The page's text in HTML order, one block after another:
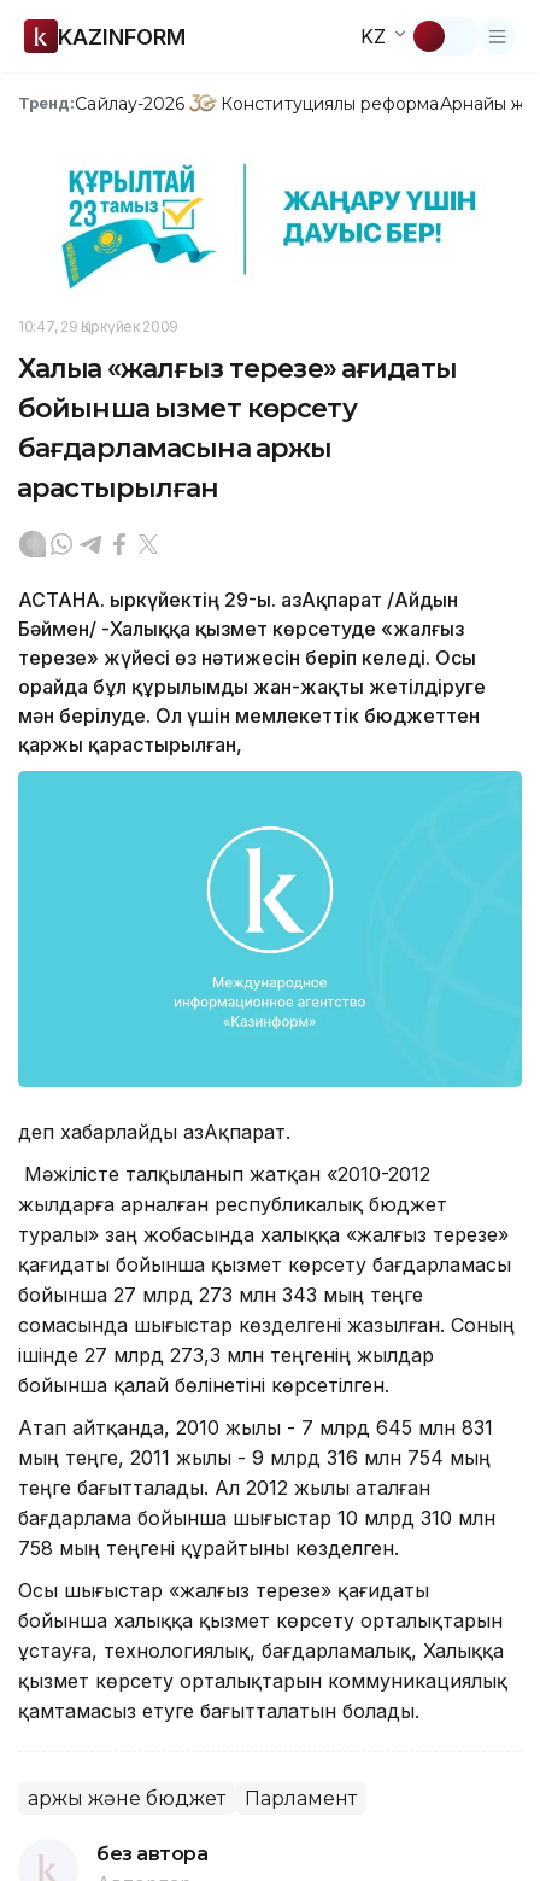
KAZINFORM KZ
Тренд:Сайлау-2026 Конституциялық реформаАрнайы
10:47, 29 Қыркүйек 2009
Халыққа «жалғыз терезе» қағидаты
бойынша қызмет көрсету
бағдарламасына қаржы
қарастырылған
АСТАНА. Қыркүйектің 29-ы. ҚазАқпарат /Айдын
Бәймен/ -Халыққа қызмет көрсетуде «жалғыз
терезе» жүйесі өз нәтижесін беріп келеді. Осы
орайда бұл құрылымды жан-жақты жетілдіруге
мән берілуде. Ол үшін мемлекеттік бюджеттен
қаржы қарастырылған,
деп хабарлайды ҚазАқпарат.
Мәжілісте талқыланып жатқан «2010-2012
жылдарға арналған республикалық бюджет
туралы» заң жобасында халыққа «жалғыз терезе»
қағидаты бойынша қызмет көрсету бағдарламасы
бойынша 27 млрд 273 млн 343 мың теңге
сомасында шығыстар көзделгені жазылған. Соның
ішінде 27 млрд 273,3 млн теңгенің жылдар
бойынша қалай бөлінетіні көрсетілген.
Атап айтқанда, 2010 жылы - 7 млрд 645 млн 831
мың теңге, 2011 жылы - 9 млрд 316 млн 754 мың
теңге бағытталады. Ал 2012 жылы аталған
бағдарлама бойынша шығыстар 10 млрд 310 млн
758 мың теңгені құрайтыны көзделген.
Осы шығыстар «жалғыз терезе» қағидаты
бойынша халыққа қызмет көрсету орталықтарын
ұстауға, технологиялық, бағдарламалық, Халыққа
қызмет көрсету орталықтарын коммуникациялық
қамтамасыз етуге бағытталатын болады.
Қаржы және бюджет Парламент
без автора